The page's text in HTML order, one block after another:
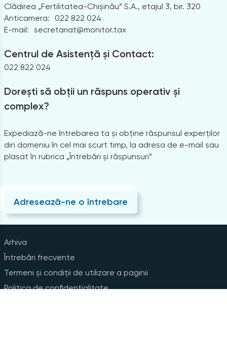
Clădirea „Fertilitatea-Chișinău” S.A., etajul 3, bir. 320
Anticamera:
022 822 024
E-mail: secretariat@monitor.tax
Centrul de Asistență și Contact:
022 822 024
Dorești să obții un răspuns operativ și
complex?
Expediază-ne întrebarea ta și obține răspunsul experților
din domeniu în cel mai scurt timp, la adresa de e-mail sau
plasat în rubrica „Întrebări și răspunsuri”
Adresează-ne o întrebare
Arhiva
Întrebări frecvente
Termeni și condiții de utilizare a paginii
Politica de confidențialitate